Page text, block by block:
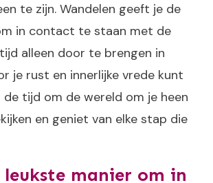
te zijn. Wandelen geeft je de
in contact te staan met de
alleen door te brengen in
je rust en innerlijke vrede kunt
de tijd om de wereld om je heen
en geniet van elke stap die
manier om in